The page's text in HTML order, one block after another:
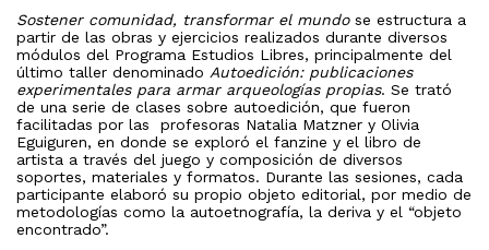
Sostener comunidad, transformar el mundose estructura a
partir de las obras y ejercicios realizados durante diversos
módulos del Programa Estudios Libres, principalmente del
último taller denominado Autoedición: publicaciones
experimentales para armar arqueologías propias. Se trató
de una serie de clases sobre autoedición, que fueron
facilitadas por las profesoras Natalia Matzner y Olivia
Eguiguren, en donde se exploró el fanzine y el libro de
artista a través del juego y composición de diversos
soportes, materiales y formatos. Durante las sesiones, cada
participante elaboró su propio objeto editorial, por medio de
metodologías como la autoetnografía, la deriva y el “objeto
encontrado”.